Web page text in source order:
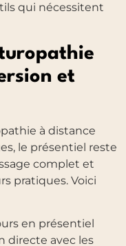
qui nécessitent
et
à distance
le présentiel reste
complet et
pratiques. Voici
en présentiel
directe avec les